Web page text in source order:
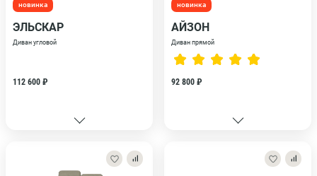
новинка
ЭЛЬСКАР
Диван угловой
112 600 ₽
новинка
АЙЗОН
Диван прямой
92 800 ₽